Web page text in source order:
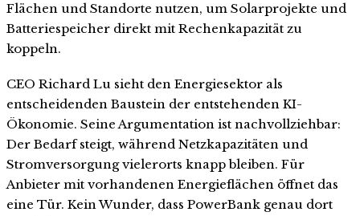
Flächen und Standorte nutzen, um Solarprojekte und
Batteriespeicher direkt mit Rechenkapazität zu
koppeln.
CEO Richard Lu sieht den Energiesektor als
entscheidenden Baustein der entstehenden KI-
Ökonomie. Seine Argumentation ist nachvollziehbar:
Der Bedarf steigt, während Netzkapazitäten und
Stromversorgung vielerorts knapp bleiben. Für
Anbieter mit vorhandenen Energieflächen öffnet das
eine Tür. Kein Wunder, dass PowerBank genau dort